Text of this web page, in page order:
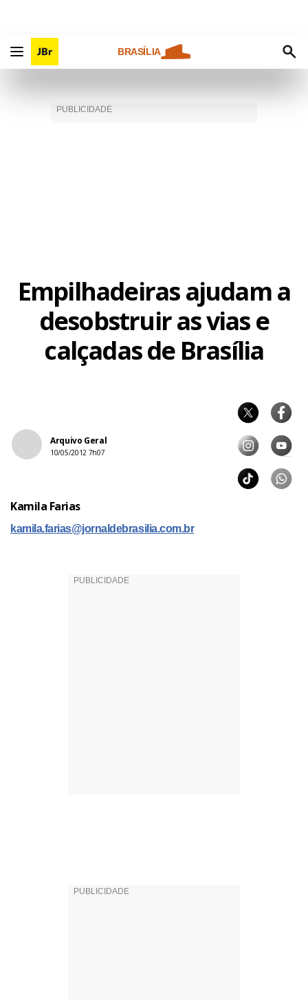
BRASÍLIA
Empilhadeiras ajudam a
desobstruir as vias e
calçadas de Brasília
Arquivo Geral
10/05/2012 7h07
Kamila Farias
kamila.farias@jornaldebrasilia.com.br